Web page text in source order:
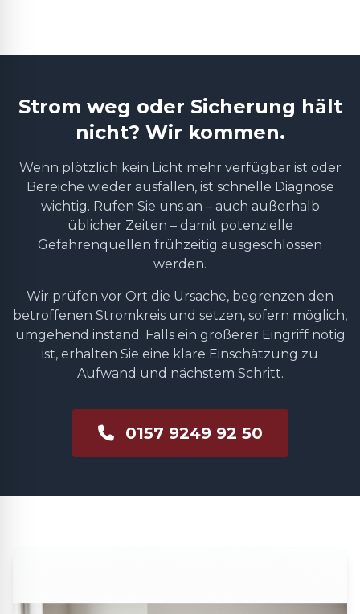
Strom weg oder Sicherung hält
nicht? Wir kommen.
Wenn plötzlich kein Licht mehr verfügbar ist oder
Bereiche wieder ausfallen, ist schnelle Diagnose
wichtig. Rufen Sie uns an – auch außerhalb
üblicher Zeiten – damit potenzielle
Gefahrenquellen frühzeitig ausgeschlossen
werden.
Wir prüfen vor Ort die Ursache, begrenzen den
betroffenen Stromkreis und setzen, sofern möglich,
umgehend instand. Falls ein größerer Eingriff nötig
ist, erhalten Sie eine klare Einschätzung zu
Aufwand und nächstem Schritt.
0157 9249 92 50